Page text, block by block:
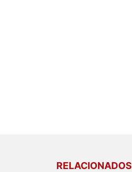
RELACIONADOS